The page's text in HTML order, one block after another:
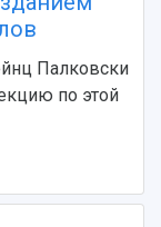
Палковски
по этой